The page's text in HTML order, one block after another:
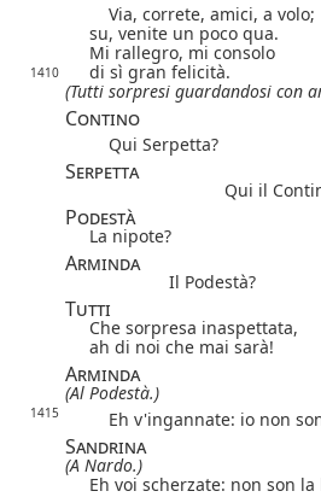
Via, correte, amici, a volo;
su, venite un poco qua.
Mi rallegro, mi consolo
1410
di sì gran felicità.
(Tutti sorpresi guardandosi con
Contino
Qui Serpetta?
Serpetta
Qui il
Podestà
La nipote?
Arminda
Il Podestà?
Tutti
Che sorpresa inaspettata,
ah di noi che mai sarà!
Arminda
(Al Podestà.)
1415 Eh v'ingannate: io non
Sandrina
(A Nardo.)
Eh voi scherzate: non son la